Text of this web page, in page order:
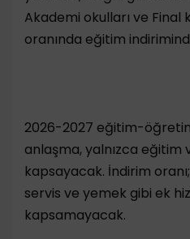
Akademi okulları ve Final
oranında eğitim
2026-2027 eğitim-
anlaşma, yalnızca
kapsayacak. İndirim
servis ve yemek gibi ek
kapsamayacak.